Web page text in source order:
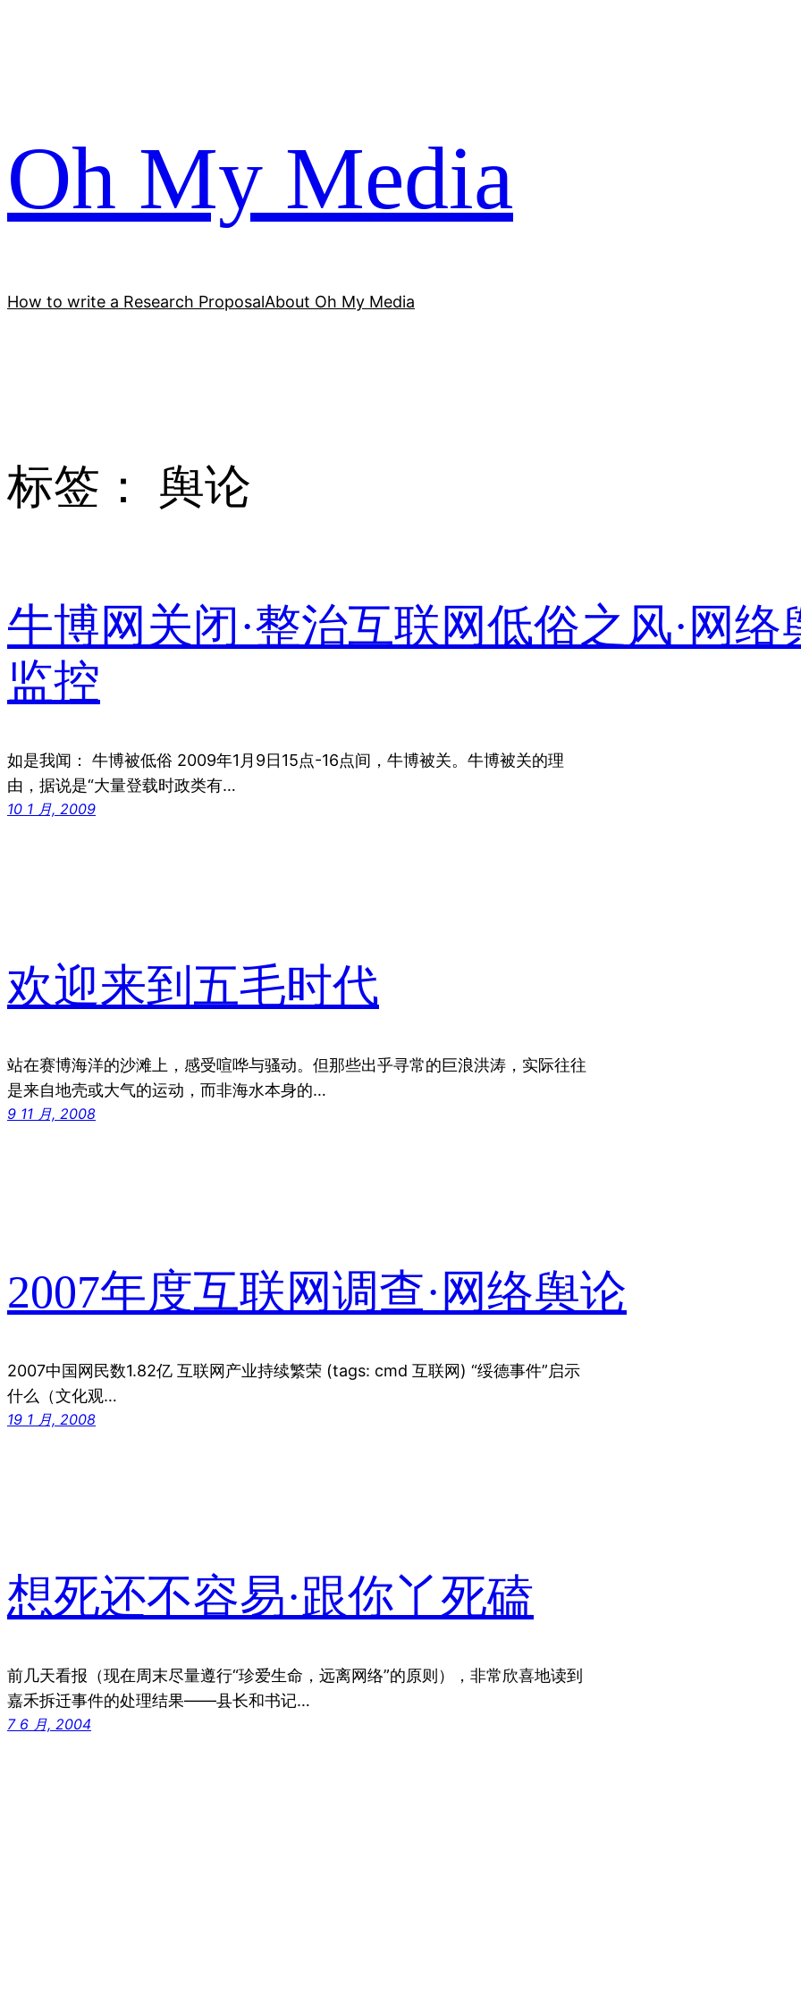
Oh My Media
How to write a Research ProposalAbout Oh My Media
标签： 舆论
牛博网关闭·整治互联网低俗之风·网络
监控
如是我闻： 牛博被低俗 2009年1月9日15点-16点间，牛博被关。牛博被关的理
由，据说是“大量登载时政类有…
10 1 月, 2009
欢迎来到五毛时代
站在赛博海洋的沙滩上，感受喧哗与骚动。但那些出乎寻常的巨浪洪涛，实际往往
是来自地壳或大气的运动，而非海水本身的…
9 11 月, 2008
2007年度互联网调查·网络舆论
2007中国网民数1.82亿 互联网产业持续繁荣 (tags: cmd 互联网) “绥德事件”启示
什么（文化观…
19 1 月, 2008
想死还不容易·跟你丫死磕
前几天看报（现在周末尽量遵行“珍爱生命，远离网络”的原则），非常欣喜地读到
嘉禾拆迁事件的处理结果——县长和书记…
7 6 月, 2004